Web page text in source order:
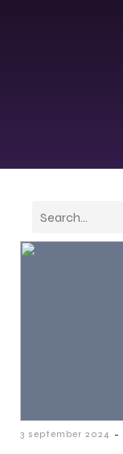
3 september 2024 -